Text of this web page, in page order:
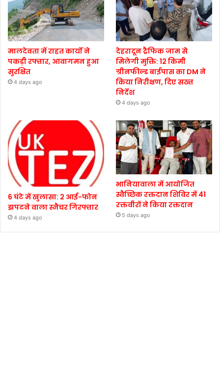
मालदेवता में राहत कार्यों ने
पकड़ी रफ्तार, आवागमन हुआ
सुरक्षित
4 days ago
देहरादून ट्रैफिक जाम से
मिलेगी मुक्ति: 12 किमी
ग्रीनफील्ड बाईपास का DM ने
किया निरीक्षण, दिए सख्त
निर्देश
4 days ago
6 घंटे में खुलासा: 2 आई-फोन
झपटने वाला स्नैचर गिरफ्तार
4 days ago
भानियावाला में आयोजित
स्वैच्छिक रक्तदान शिविर में 41
रक्तवीरों ने किया रक्तदान
5 days ago